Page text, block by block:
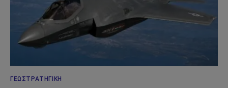
ΓΕΩΣΤΡΑΤΗΓΙΚΉ